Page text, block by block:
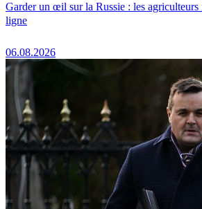
Garder un œil sur la Russie : les agriculteurs
ligne
06.08.2026